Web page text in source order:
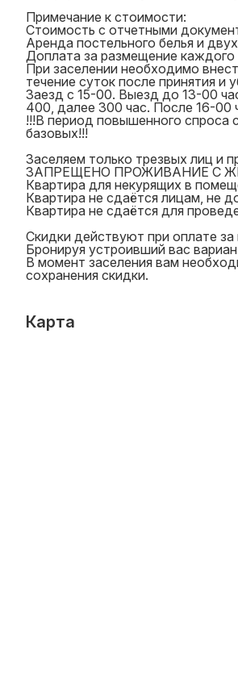
Примечание к стоимости:
Стоимость с отчетными
Аренда постельного белья и
Доплата за размещение
При заселении необходимо
течение суток после принятия и
Заезд с 15-00. Выезд до 13-00
400, далее 300 час. После 16-00
!!!В период повышенного спроса
базовых!!!
Заселяем только трезвых лиц и
ЗАПРЕЩЕНО ПРОЖИВАНИЕ С
Квартира для некурящих в
Квартира не сдаётся лицам, не
Квартира не сдаётся для
Скидки действуют при оплате
Бронируя устроивший вас
В момент заселения вам
сохранения скидки.
Карта